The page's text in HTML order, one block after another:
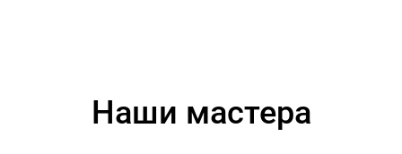
Наши мастера